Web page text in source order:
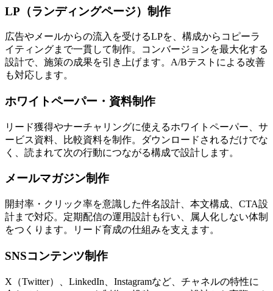
LP（ランディングページ）制作
広告やメールからの流入を受けるLPを、構成からコピーラ
イティングまで一貫して制作。コンバージョンを最大化する
設計で、施策の成果を引き上げます。A/Bテストによる改善
も対応します。
ホワイトペーパー・資料制作
リード獲得やナーチャリングに使えるホワイトペーパー、サ
ービス資料、比較資料を制作。ダウンロードされるだけでな
く、読まれて次の行動につながる構成で設計します。
メールマガジン制作
開封率・クリック率を意識した件名設計、本文構成、CTA設
計まで対応。定期配信の運用設計も行い、属人化しない体制
をつくります。リード育成の仕組みを支えます。
SNSコンテンツ制作
X（Twitter）、LinkedIn、Instagramなど、チャネルの特性に